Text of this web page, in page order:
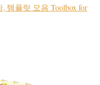
템플릿 모음 Toolbox for